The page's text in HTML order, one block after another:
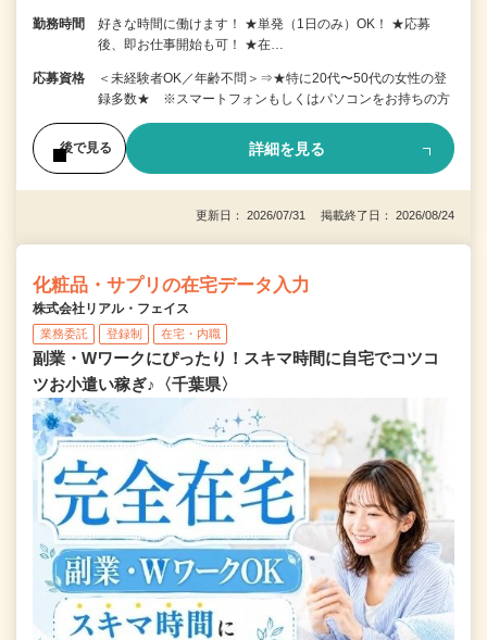
勤務時間
好きな時間に働けます！ ★単発（1日のみ）OK！ ★応募
後、即お仕事開始も可！ ★在…
応募資格
＜未経験者OK／年齢不問＞⇒★特に20代〜50代の女性の登
録多数★ ※スマートフォンもしくはパソコンをお持ちの方
後で見る 詳細を見る
更新日： 2026/07/31 掲載終了日： 2026/08/24
化粧品・サプリの在宅データ入力
株式会社リアル・フェイス
業務委託 登録制 在宅・内職
副業・Wワークにぴったり！スキマ時間に自宅でコツコ
ツお小遣い稼ぎ♪〈千葉県〉